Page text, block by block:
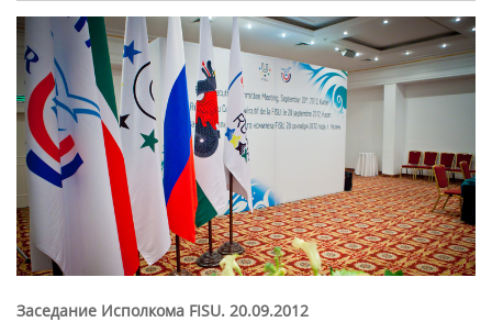
Заседание Исполкома FISU. 20.09.2012